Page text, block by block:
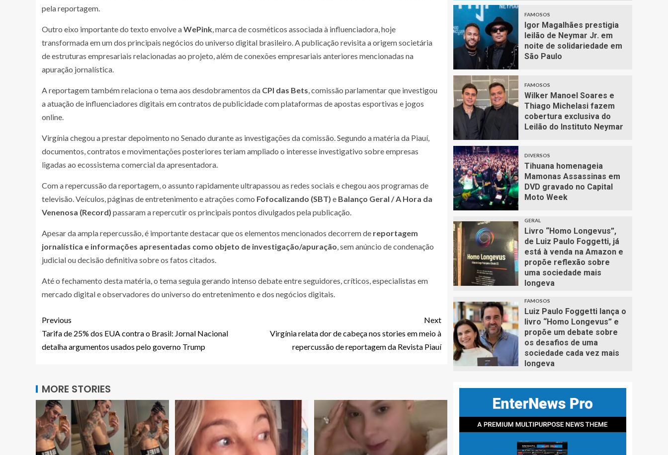
pela reportagem.
Outro eixo importante do texto envolve aWePink, marca de cosméticos associada à influenciadora, hoje
transformada em um dos principais negócios do universo digital brasileiro. A publicação revisita a origem societária
de estruturas empresariais relacionadas ao projeto, além de conexões empresariais anteriores mencionadas na
apuração jornalística.
A reportagem também relaciona o tema aos desdobramentos da CPI das Bets, comissão parlamentar que investigou
a atuação de influenciadores digitais em contratos de publicidade com plataformas de apostas esportivas e jogos
online.
Virgínia chegou a prestar depoimento no Senado durante as investigações da comissão. Segundo a matéria da Piauí,
documentos, contratos e movimentações posteriores teriam ampliado o interesse investigativo sobre empresas
ligadas ao ecossistema comercial da apresentadora.
Com a repercussão da reportagem, o assunto rapidamente ultrapassou as redes sociais e chegou aos programas de
televisão. Veículos, páginas de entretenimento e atrações como Fofocalizando (SBT) e Balanço Geral / A Hora da
Venenosa (Record) passaram a repercutir os principais pontos divulgados pela publicação.
Apesar da ampla repercussão, é importante destacar que os elementos mencionados decorrem de reportagem
jornalística e informações apresentadas como objeto de investigação/apuração, sem anúncio de condenação
judicial ou decisão definitiva sobre os fatos citados.
Até o fechamento desta matéria, o tema seguia gerando intenso debate entre seguidores, críticos, especialistas em
mercado digital e observadores do universo do entretenimento e dos negócios digitais.
Previous
Tarifa de 25% dos EUA contra o Brasil: Jornal Nacional
detalha argumentos usados pelo governo Trump
Next
Virgínia relata dor de cabeça nos stories em meio à
repercussão de reportagem da Revista Piauí
MORE STORIES
FAMOSOS
Igor Magalhães prestigia
leilão de Neymar Jr. em
noite de solidariedade em
São Paulo
FAMOSOS
Wilker Manoel Soares e
Thiago Michelasi fazem
cobertura exclusiva do
Leilão do Instituto Neymar
DIVERSOS
Tihuana homenageia
Mamonas Assassinas em
DVD gravado no Capital
Moto Week
GERAL
Livro “Homo Longevus”,
de Luiz Paulo Foggetti, já
está à venda na Amazon e
propõe reflexão sobre
uma sociedade mais
longeva
FAMOSOS
Luiz Paulo Foggetti lança o
livro “Homo Longevus” e
propõe um debate sobre
os desafios de uma
sociedade cada vez mais
longeva